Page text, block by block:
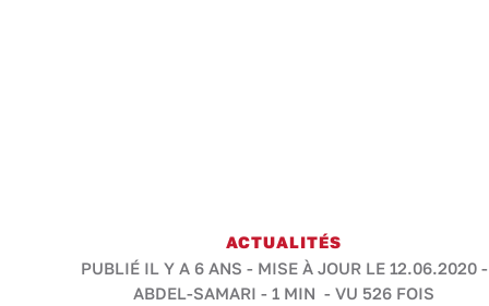
ACTUALITÉS
PUBLIÉ IL Y A 6 ANS - MISE À JOUR LE 12.06.2020 -
ABDEL-SAMARI - 1 MIN - VU 526 FOIS